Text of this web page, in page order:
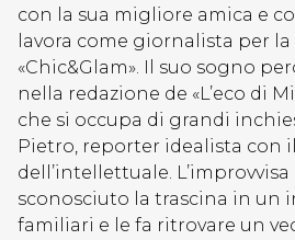
con la sua migliore amica e
lavora come giornalista per
«Chic&Glam». Il suo sogno
nella redazione de «L’eco di
che si occupa di grandi
Pietro, reporter idealista con
dell’intellettuale.
sconosciuto la trascina in un
familiari e le fa ritrovare un